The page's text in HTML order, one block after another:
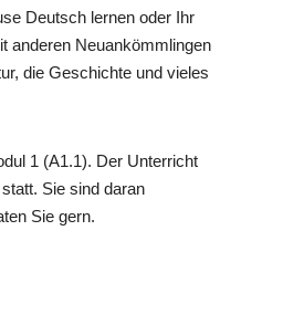
Deutsch lernen oder Ihr
anderen Neuankömmlingen
die Geschichte und vieles
1 (A1.1). Der Unterricht
Sie sind daran
Sie gern.